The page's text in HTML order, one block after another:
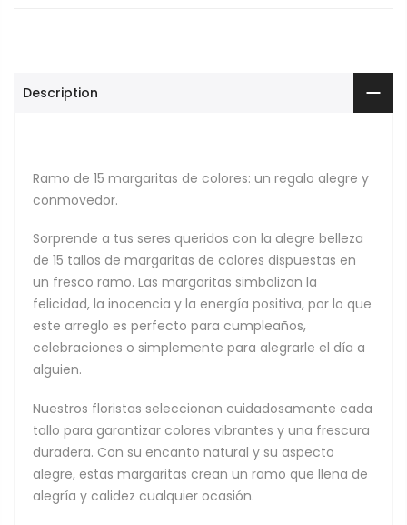
Description
Ramo de 15 margaritas de colores: un regalo alegre y
conmovedor.
Sorprende a tus seres queridos con la alegre belleza
de 15 tallos de margaritas de colores dispuestas en
un fresco ramo. Las margaritas simbolizan la
felicidad, la inocencia y la energía positiva, por lo que
este arreglo es perfecto para cumpleaños,
celebraciones o simplemente para alegrarle el día a
alguien.
Nuestros floristas seleccionan cuidadosamente cada
tallo para garantizar colores vibrantes y una frescura
duradera. Con su encanto natural y su aspecto
alegre, estas margaritas crean un ramo que llena de
alegría y calidez cualquier ocasión.